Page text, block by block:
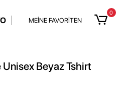
MEİNE FAVORİTEN
0
Unisex Beyaz Tshirt